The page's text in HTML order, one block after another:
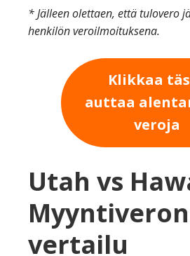
* Jälleen olettaen, että tulovero
henkilön veroilmoituksena.
Klikkaa
auttaa
veroja
Utah vs
Myyntiveron
vertailu